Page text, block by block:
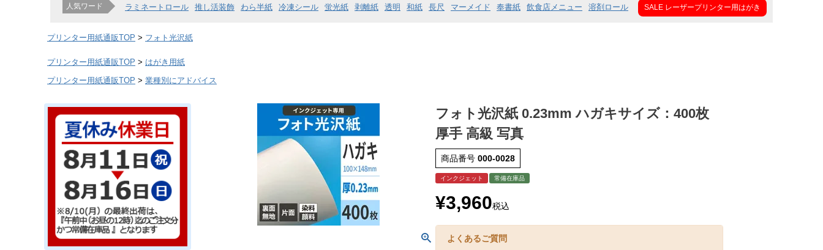
人気ワード ラミネートロール 推し活装飾 わら半紙 冷凍シール 蛍光紙 剥離紙 透明 和紙 長尺 マーメイド 奉書紙 飲食店メニュー 溶剤ロール SALE レーザープリンター用はがき
プリンター用紙通販TOP フォト光沢紙
プリンター用紙通販TOP
はがき用紙
プリンター用紙通販TOP
業種別にアドバイス
フォト光沢紙 0.23mm ハガキサイズ：400枚
厚手 高級 写真
商品番号 000-0028
インクジェット 常備在庫品
¥3,960税込
よくあるご質問